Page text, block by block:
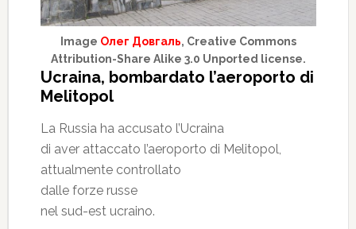
Image Олег Довгаль, Creative Commons
Attribution-Share Alike 3.0 Unported license.
Ucraina, bombardato l’aeroporto di
Melitopol
La Russia ha accusato l’Ucraina
di aver attaccato l’aeroporto di Melitopol,
attualmente controllato
dalle forze russe
nel sud-est ucraino.